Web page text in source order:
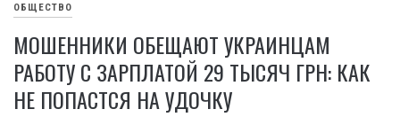
ОБЩЕСТВО
МОШЕННИКИ ОБЕЩАЮТ УКРАИНЦАМ
РАБОТУ С ЗАРПЛАТОЙ 29 ТЫСЯЧ ГРН: КАК
НЕ ПОПАСТСЯ НА УДОЧКУ